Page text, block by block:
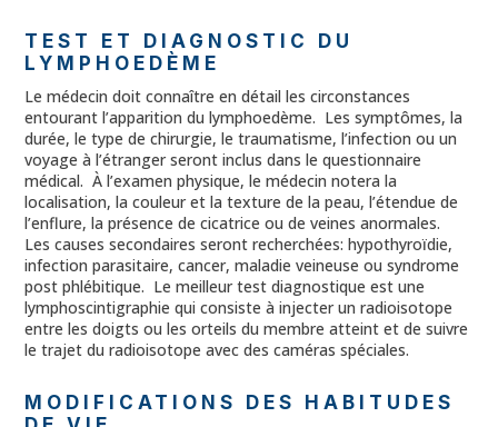
TEST ET DIAGNOSTIC DU
LYMPHOEDÈME
Le médecin doit connaître en détail les circonstances
entourant l’apparition du lymphoedème. Les symptômes, la
durée, le type de chirurgie, le traumatisme, l’infection ou un
voyage à l’étranger seront inclus dans le questionnaire
médical. À l’examen physique, le médecin notera la
localisation, la couleur et la texture de la peau, l’étendue de
l’enflure, la présence de cicatrice ou de veines anormales.
Les causes secondaires seront recherchées: hypothyroïdie,
infection parasitaire, cancer, maladie veineuse ou syndrome
post phlébitique. Le meilleur test diagnostique est une
lymphoscintigraphie qui consiste à injecter un radioisotope
entre les doigts ou les orteils du membre atteint et de suivre
le trajet du radioisotope avec des caméras spéciales.
MODIFICATIONS DES HABITUDES